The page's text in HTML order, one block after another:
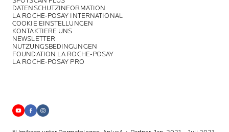
DATENSCHUTZINFORMATION
LA ROCHE-POSAY INTERNATIONAL
COOKIE EINSTELLUNGEN
KONTAKTIERE UNS
NEWSLETTER
NUTZUNGSBEDINGUNGEN
FOUNDATION LA ROCHE-POSAY
LA ROCHE-POSAY PRO